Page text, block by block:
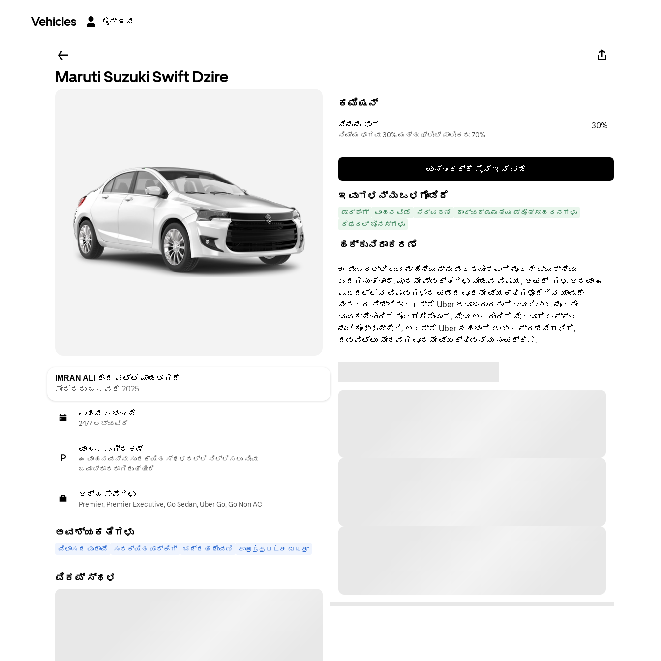
Vehicles ಸೈನ್ ಇನ್
Maruti Suzuki Swift Dzire
IMRAN ALI ರಿಂದ ಪಟ್ಟಿ ಮಾಡಲಾಗಿದೆ
ಸೇರಿದರು ಜನವರಿ 2025
ವಾಹನ ಲಭ್ಯತೆ
24/7 ಲಭ್ಯವಿದೆ
ವಾಹನ ಸಂಗ್ರಹಣೆ
ಈ ವಾಹನವನ್ನು ಸುರಕ್ಷಿತ ಸ್ಥಳದಲ್ಲಿ ನಿಲ್ಲಿಸಲು ನೀವು
ಜವಾಬ್ದಾರರಾಗಿರುತ್ತೀರಿ.
ಅರ್ಹ ಸೇವೆಗಳು
Premier, Premier Executive, Go Sedan, Uber Go, Go Non AC
ಅವಶ್ಯಕತೆಗಳು
ವಿಳಾಸದ ಪುರಾವೆ ಸಂರಕ್ಷಿತ ಪಾರ್ಕಿಂಗ್ ಭದ್ರತಾ ಠೇವಣಿ குறைந்தபட்ச வயது
ಪಿಕಪ್ ಸ್ಥಳ
ಕಮಿಷನ್
ನಿಮ್ಮ ಭಾಗ
ನಿಮ್ಮ ಭಾಗವು 30% ಮತ್ತು ಫ್ಲೀಟ್ ಮಾಲೀಕರು 70%
30%
ಪುಸ್ತಕಕ್ಕೆ ಸೈನ್ ಇನ್ ಮಾಡಿ
ಇವುಗಳನ್ನು ಒಳಗೊಂಡಿದೆ
ಪಾರ್ಕಿಂಗ್ ವಾಹನ ವಿಮೆ ನಿರ್ವಹಣೆ
ಕಾರ್ಯಕ್ಷಮತೆಯ ಪ್ರೋತ್ಸಾಹ ಧನಗಳು
ರೆಫರಲ್ ಬೋನಸ್‌ಗಳು
ಹಕ್ಕುನಿರಾಕರಣೆ
ಈ ಪುಟದಲ್ಲಿರುವ ಮಾಹಿತಿಯನ್ನು ಪ್ರತ್ಯೇಕವಾಗಿ ಮೂರನೇ ವ್ಯಕ್ತಿಯು
ಒದಗಿಸುತ್ತಾರೆ. ಮೂರನೇ ವ್ಯಕ್ತಿಗಳು ನೀಡುವ ವಿಷಯ, ಆಫರ್ ‌ ಗಳು ಅಥವಾ ಈ
ಪುಟದಲ್ಲಿನ ವಿಷಯಗಳಿಂದ ಪಡೆದ ಮೂರನೇ ವ್ಯಕ್ತಿಗಳೊಂದಿಗಿನ ಯಾವುದೇ
ನಂತರದ ನಿಶ್ಚಿತಾರ್ಥಕ್ಕೆ Uber ಜವಾಬ್ದಾರನಾಗಿರುವುದಿಲ್ಲ. ಮೂರನೇ
ವ್ಯಕ್ತಿಯೊಂದಿಗೆ ತೊಡಗಿಸಿಕೊಂಡಾಗ, ನೀವು ಅವರೊಂದಿಗೆ ನೇರವಾಗಿ ಒಪ್ಪಂದ
ಮಾಡಿಕೊಳ್ಳುತ್ತೀರಿ, ಅದಕ್ಕೆ Uber ಸಹಭಾಗಿ ಅಲ್ಲ. ಪ್ರಶ್ನೆಗಳಿಗೆ,
ದಯವಿಟ್ಟು ನೇರವಾಗಿ ಮೂರನೇ ವ್ಯಕ್ತಿಯನ್ನು ಸಂಪರ್ಕಿಸಿ.